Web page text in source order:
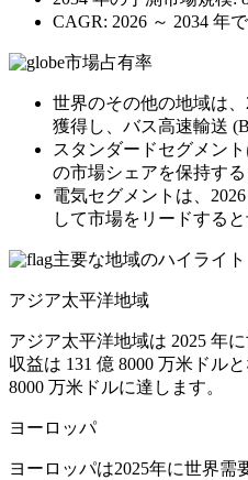
CAGR: 2026 ～ 2034 年
市場占有率
世界のその他の地域は、
獲得し、バス高速輸送
スタンダードセグメン
の市場シェアを保持する
電気セグメントは、
して市場をリードする
主要な地域のハイライト
アジア太平洋地域
アジア太平洋地域は 2025 年
収益は 131 億 8000 万米ドル
8000 万米ドルに達します。
ヨーロッパ
ヨーロッパは2025年に世界需